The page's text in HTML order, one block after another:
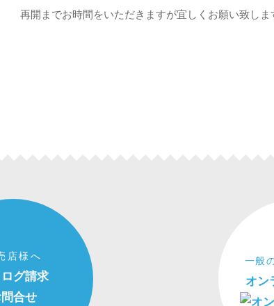
再開までお時間をいただきますが宜しくお願い致しま
店様へ
グ請求
合せ
一般
オン